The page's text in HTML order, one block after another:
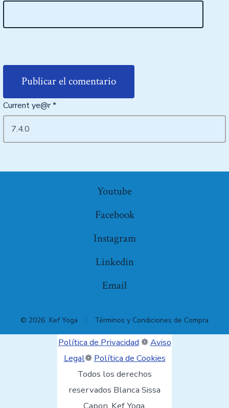
Current ye@r*
Youtube
Facebook
Instagram
Linkedin
Email
© 2026 Kef Yoga Términos y Condiciones de Compra
Política de Privacidad ❁Aviso
Legal❁ Política de Cookies
Todos los derechos
reservados Blanca Sissa